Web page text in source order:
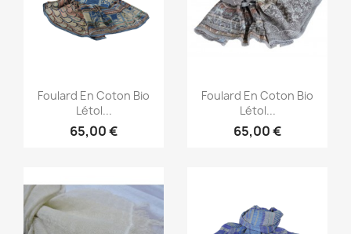
Aperçu rapide
Foulard En Coton Bio
Létol...
65,00 €
Aperçu rapide
Foulard En Coton Bio
Létol...
65,00 €